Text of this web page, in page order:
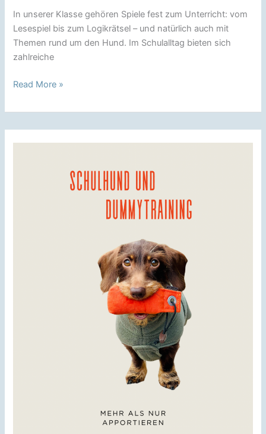
In unserer Klasse gehören Spiele fest zum Unterricht: vom
Lesespiel bis zum Logikrätsel – und natürlich auch mit
Themen rund um den Hund. Im Schulalltag bieten sich
zahlreiche
Spielen
Unterricht
mit
Read More »